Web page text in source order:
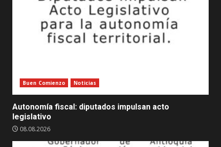
Buen Comienzo Noticias
Autonomía fiscal: diputados impulsan acto
legislativo
08.08.2026